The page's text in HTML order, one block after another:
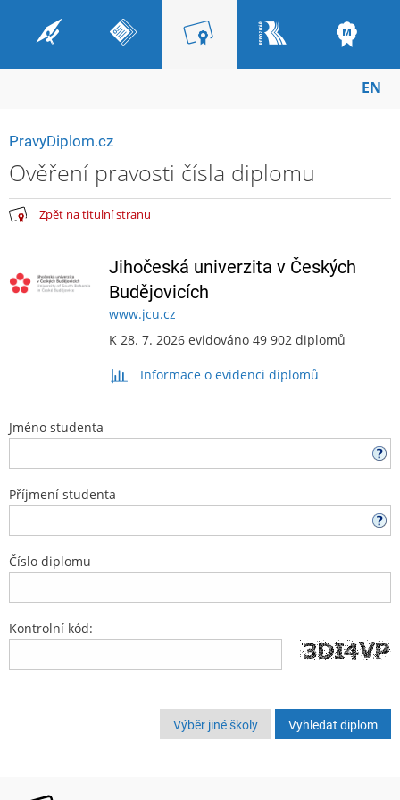
EN
PravyDiplom.cz
Ověření pravosti čísla diplomu
Zpět na titulní stranu
Jihočeská univerzita v Českých
Budějovicích
www.jcu.cz
K 28. 7. 2026 evidováno 49 902 diplomů
Informace o evidenci diplomů
Jméno studenta
Příjmení studenta
Číslo diplomu
Kontrolní kód:
Výběr jiné školy